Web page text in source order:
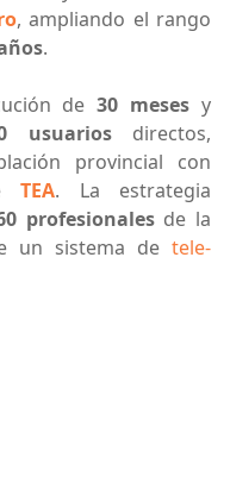
, ampliando el rango
.
de30 meses y
usuariosdirectos,
provincial con
TEA. La estrategia
profesionalesde la
un sistema de tele-